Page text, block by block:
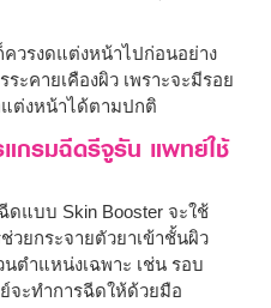
วรงดแต่งหน้าไปก่อนอย่าง
ะคายเคืองผิว เพราะจะมีรอย
แต่งหน้าได้ตามปกติ
กรมฉีดรีจูรัน แพทย์ใช้
แบบ Skin Booster จะใช้
วยกระจายตัวยาเข้าชั้นผิว
ตำแหน่งเฉพาะ เช่น รอบ
จะทำการฉีดให้ด้วยมือ